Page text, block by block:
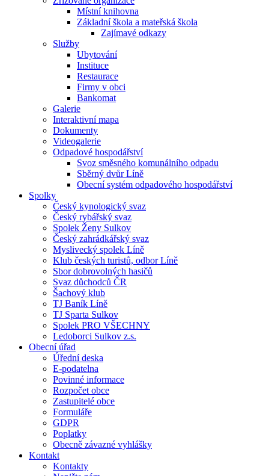
Místní knihovna
Základní škola a mateřská škola
Zajímavé odkazy
Služby
Ubytování
Instituce
Restaurace
Firmy v obci
Bankomat
Galerie
Interaktivní mapa
Dokumenty
Videogalerie
Odpadové hospodářství
Svoz směsného komunálního odpadu
Sběrný dvůr Líně
Obecní systém odpadového hospodářství
Spolky
Český kynologický svaz
Český rybářský svaz
Spolek Ženy Sulkov
Český zahrádkářský svaz
Myslivecký spolek Líně
Klub českých turistů, odbor Líně
Sbor dobrovolných hasičů
Svaz důchodců ČR
Šachový klub
TJ Baník Líně
TJ Sparta Sulkov
Spolek PRO VŠECHNY
Ledoborci Sulkov z.s.
Obecní úřad
Úřední deska
E-podatelna
Povinné informace
Rozpočet obce
Zastupitelé obce
Formuláře
GDPR
Poplatky
Obecně závazné vyhlášky
Kontakt
Kontakty